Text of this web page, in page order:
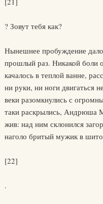
? Зовут тебя как?
Нынешнее пробуждение
прошлый раз. Никакой боли
качалось в теплой ванне,
ни руки, ни ноги двигаться
веки разомкнулись с
таки раскрылись, Андрюша
жив: над ним склонился
наголо бритый мужик в
[22]
.